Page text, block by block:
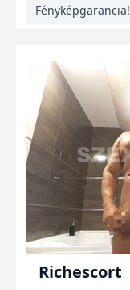
Fényképgarancia!
Richescort